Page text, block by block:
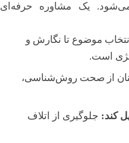
می‌شود. یک مشاوره حرفه‌ای
موضوع تا نگارش و
است.
از صحت روش‌شناسی،
کند: جلوگیری از اتلاف